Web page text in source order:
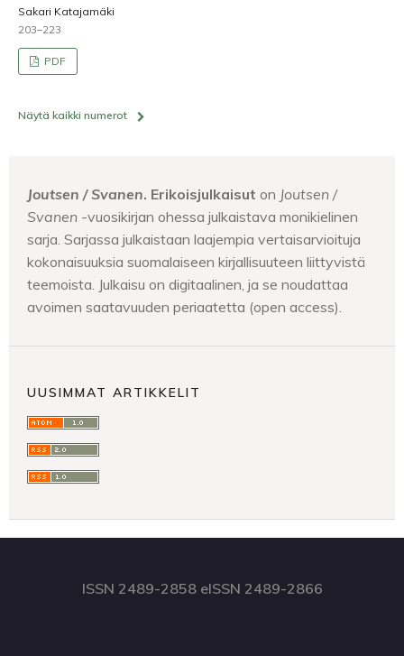
Sakari Katajamäki
203–223
PDF
Näytä kaikki numerot
Joutsen / Svanen. Erikoisjulkaisut on Joutsen /
Svanen -vuosikirjan ohessa julkaistava monikielinen
sarja. Sarjassa julkaistaan laajempia vertaisarvioituja
kokonaisuuksia suomalaiseen kirjallisuuteen liittyvistä
teemoista. Julkaisu on digitaalinen, ja se noudattaa
avoimen saatavuuden periaatetta (open access).
UUSIMMAT ARTIKKELIT
ISSN 2489-2858 eISSN 2489-2866